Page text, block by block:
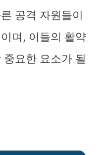
공격 자원들이
며, 이들의 활약
요한 요소가 될